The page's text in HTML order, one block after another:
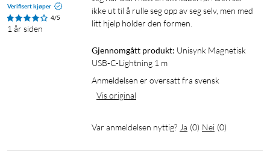
Verifisert kjøper
4/5
1 år siden
ikke ut til å rulle seg opp av seg selv, men med
litt hjelp holder den formen.
Gjennomgått produkt: Unisynk Magnetisk
USB-C-Lightning 1 m
Anmeldelsen er oversatt fra svensk
Vis original
Var anmeldelsen nyttig? Ja (0) Nei (0)